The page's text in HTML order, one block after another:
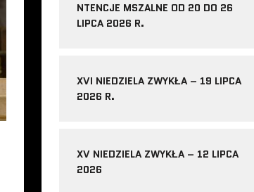
NTENCJE MSZALNE OD 20 DO 26
LIPCA 2026 R.
XVI NIEDZIELA ZWYKŁA – 19 LIPCA
2026 R.
XV NIEDZIELA ZWYKŁA – 12 LIPCA
2026